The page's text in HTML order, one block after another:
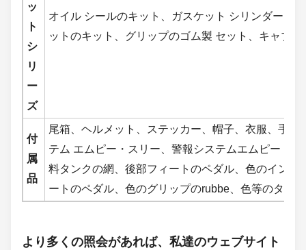
ッ
ト
シ
リ
ー
ズ
オイル シールのキット、ガスケット シリンダー、
ットのキット、グリップのゴム製 セット、キャブ
付
属
品
尾箱、ヘルメット、ステッカー、帽子、衣服、手袋
テム エムピー・スリー、警報システムエムピー・
料タンクの網、後部フィートのペダル、色のインフ
ートのペダル、色のグリップのrubbe、色等のタイ
より多くの照会があれば、私達のウェブサイト